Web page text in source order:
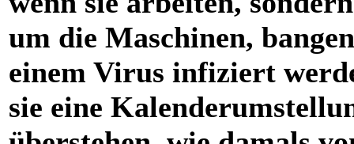
um die Maschinen,
einem Virus infiziert
sie eine